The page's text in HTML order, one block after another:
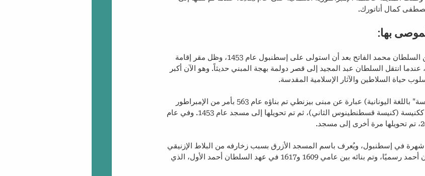
كمال أتاتورك.
بها:
قصر توبكابي: بني عام 1465 بأمر من السلطان محمد الفاتح بعد أن استولى على إسطنبول عام 1453، وظل مقر إقامة
السلاطين العثمانيين حتى عام 1856، عندما انتقل السلطان عبد المجيد إلى قصر دولمة بهجة المبني حديثاً. وهو الآن أكبر
السلاطين والآثار الإسلامية المقدسة.
آيا صوفيا: آيا صوفيا ("الحكمة المقدسة" باللغة اليونانية) عبارة عن مبنى بيزنطي تم بناؤه عام 563 بأمر من الإمبراطور
البيزنطي جستنيان. بنيت في البداية ككنيسة (كنيسة قسطنطينوس الثاني)، ثم تم تحويلها إلى مسجد عام 1453. وفي عام
شهرة في إسطنبول، ويُعرف باسم المسجد الأزرق بسبب زخارفه من البلاط الإزنيقي
الأزرق بداخله. سُمي مسجد السلطان أحمد رسميًا، وتم بنائه بين عامي 1609 و1617 في عهد السلطان أحمد الأول، الذي